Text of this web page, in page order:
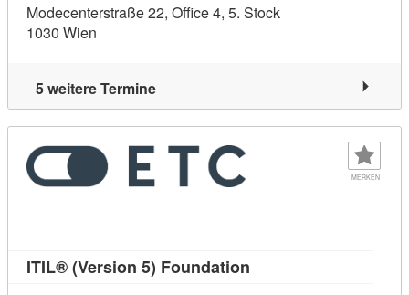
Modecenterstraße 22, Office 4, 5. Stock
1030 Wien
5 weitere Termine
MERKEN
ITIL® (Version 5) Foundation